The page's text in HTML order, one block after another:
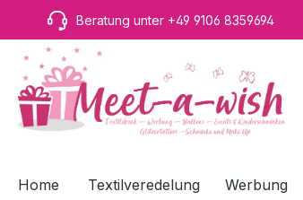
Hauptinhalt springen
Zur Suche springen
Zur Hauptnavigation springen
Beratung unter +49 9106 8359694
Home Textilveredelung Werbung